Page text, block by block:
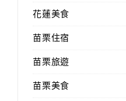
花蓮美食
苗栗住宿
苗栗旅遊
苗栗美食